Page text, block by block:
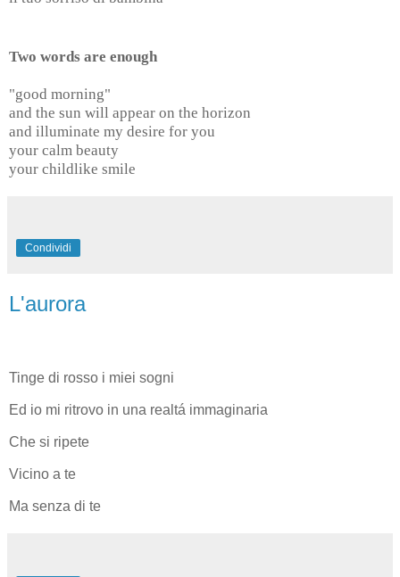
Two words are enough
"good morning"
and the sun will appear on the horizon
and illuminate my desire for you
your calm beauty
your childlike smile
Condividi
L'aurora
Tinge di rosso i miei sogni
Ed io mi ritrovo in una realtá immaginaria
Che si ripete
Vicino a te
Ma senza di te